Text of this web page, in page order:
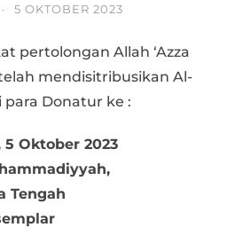
· 5 OKTOBER 2023
pertolongan Allah ‘Azza
mendisitribusikan Al-
Donatur ke :
5 Oktober 2023
Tengah